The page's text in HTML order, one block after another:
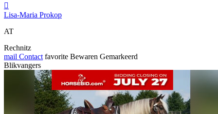

Lisa-Maria Prokop
AT
Rechnitz
mail Contact favorite Bewaren Gemarkeerd
Blikvangers